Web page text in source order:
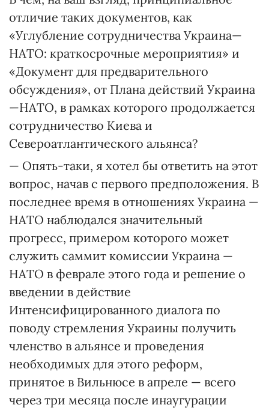
отличие таких документов, как
«Углубление сотрудничества Украина—
НАТО: краткосрочные мероприятия» и
«Документ для предварительного
обсуждения», от Плана действий Украина
—НАТО, в рамках которого продолжается
сотрудничество Киева и
Североатлантического альянса?
— Опять-таки, я хотел бы ответить на этот
вопрос, начав с первого предположения. В
последнее время в отношениях Украина —
НАТО наблюдался значительный
прогресс, примером которого может
служить саммит комиссии Украина —
НАТО в феврале этого года и решение о
введении в действие
Интенсифицированного диалога по
поводу стремления Украины получить
членство в альянсе и проведения
необходимых для этого реформ,
принятое в Вильнюсе в апреле — всего
через три месяца после инаугурации